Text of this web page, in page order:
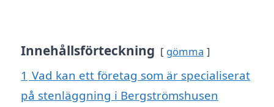
Innehållsförteckning gömma
1 Vad kan ett företag som är specialiserat
på stenläggning i Bergströmshusen